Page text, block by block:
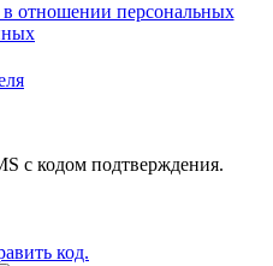
отношении персональных
с кодом подтверждения.
код.